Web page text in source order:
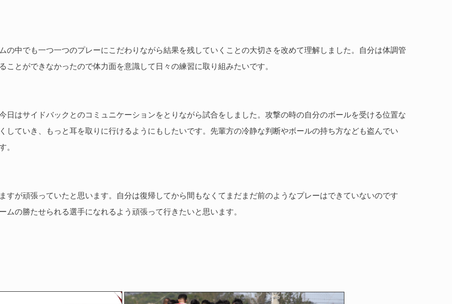
の中でも一つ一つのプレーにこだわりながら結果を残していくことの大切さを改めて理解しました。自分は体調管
とができなかったので体力面を意識して日々の練習に取り組みたいです。
日はサイドバックとのコミュニケーションをとりながら試合をしました。攻撃の時の自分のボールを受ける位置な
していき、もっと耳を取りに行けるようにもしたいです。先輩方の冷静な判断やボールの持ち方なども盗んでい
。
すが頑張っていたと思います。自分は復帰してから間もなくてまだまだ前のようなプレーはできていないのです
の勝たせられる選手になれるよう頑張って行きたいと思います。